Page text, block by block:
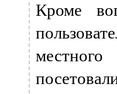
Кроме
местного